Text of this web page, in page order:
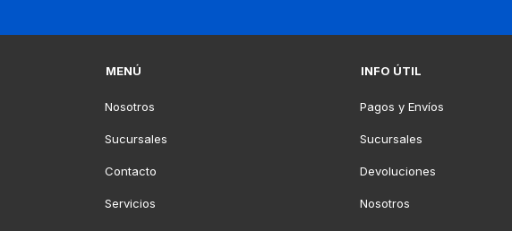
MENÚ
Nosotros
Sucursales
Contacto
Servicios
INFO ÚTIL
Pagos y Envíos
Sucursales
Devoluciones
Nosotros